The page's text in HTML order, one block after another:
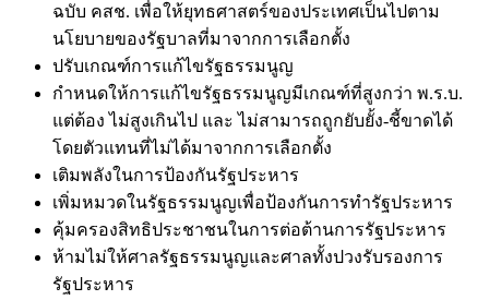
ฉบับ คสช. เพื่อให้ยุทธศาสตร์ของประเทศเป็นไปตาม
นโยบายของรัฐบาลที่มาจากการเลือกตั้ง
ปรับเกณฑ์การแก้ไขรัฐธรรมนูญ
กำหนดให้การแก้ไขรัฐธรรมนูญมีเกณฑ์ที่สูงกว่า พ.ร.บ.
แต่ต้อง ไม่สูงเกินไป และ ไม่สามารถถูกยับยั้ง-ชี้ขาดได้
โดยตัวแทนที่ไม่ได้มาจากการเลือกตั้ง
เติมพลังในการป้องกันรัฐประหาร
เพิ่มหมวดในรัฐธรรมนูญเพื่อป้องกันการทำรัฐประหาร
คุ้มครองสิทธิประชาชนในการต่อต้านการรัฐประหาร
ห้ามไม่ให้ศาลรัฐธรรมนูญและศาลทั้งปวงรับรองการ
รัฐประหาร